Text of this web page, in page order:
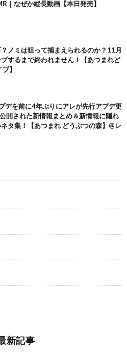
｜なぜか縦長動画【本日発売】
？ノミは狙って捕まえられるのか？11月
するまで終われません！【あつまれど
】
デを前に4年ぶりにアレが先行アプデ更
開された新情報まとめ＆新情報に隠れ
タ集！【あつまれ どうぶつの森】@レ
新記事